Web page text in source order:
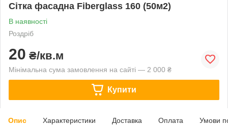
Сітка фасадна Fiberglass 160 (50м2)
В наявності
Роздріб
20 ₴/кв.м
Мінімальна сума замовлення на сайті — 2 000 ₴
Купити
Опис Характеристики Доставка Оплата Умови